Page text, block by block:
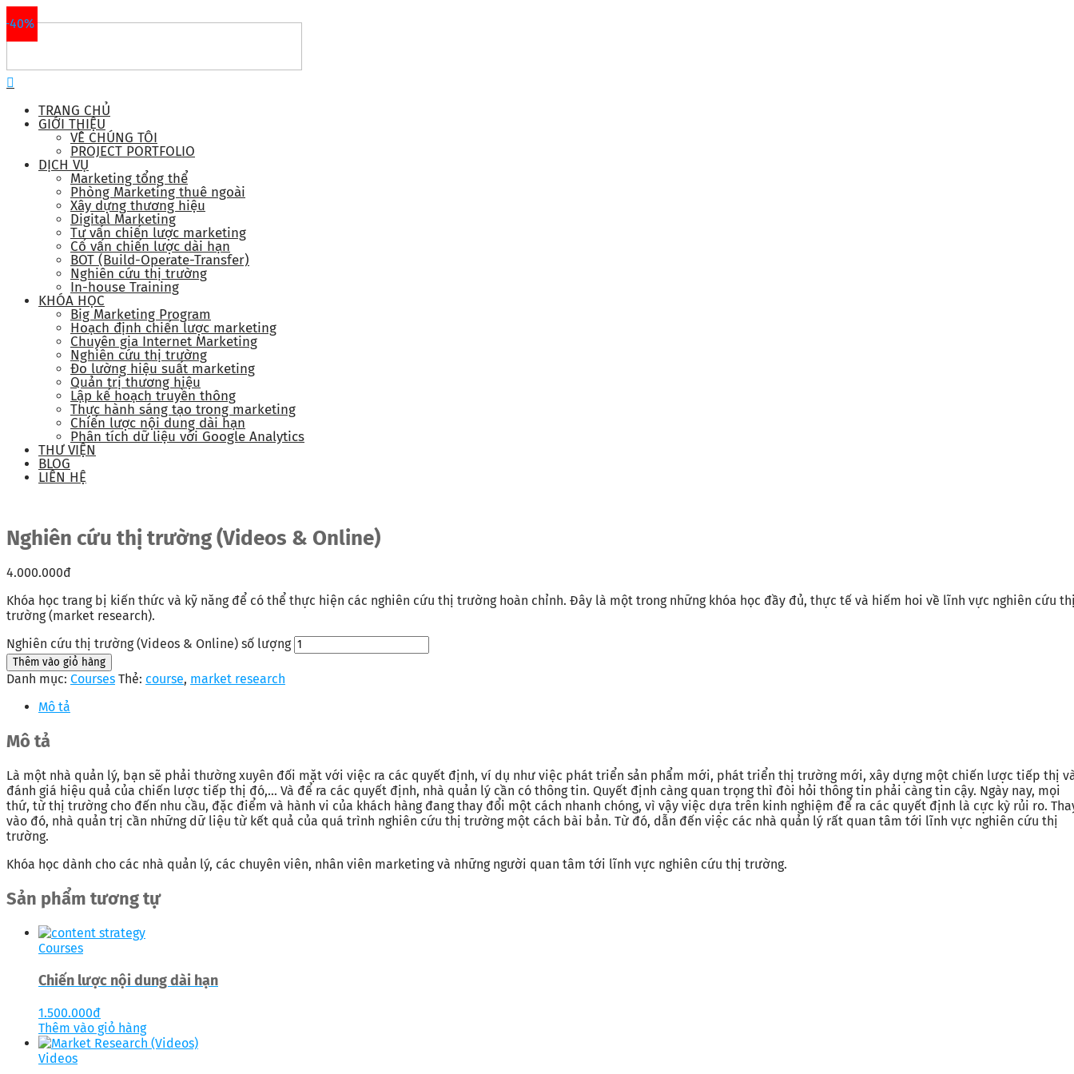
TRANG CHỦ
GIỚI THIỆU
VỀ CHÚNG TÔI
PROJECT PORTFOLIO
DỊCH VỤ
Marketing tổng thể
Phòng Marketing thuê ngoài
Xây dựng thương hiệu
Digital Marketing
Tư vấn chiến lược marketing
Cố vấn chiến lược dài hạn
BOT (Build-Operate-Transfer)
Nghiên cứu thị trường
In-house Training
KHÓA HỌC
Big Marketing Program
Hoạch định chiến lược marketing
Chuyên gia Internet Marketing
Nghiên cứu thị trường
Đo lường hiệu suất marketing
Quản trị thương hiệu
Lập kế hoạch truyền thông
Thực hành sáng tạo trong marketing
Chiến lược nội dung dài hạn
Phân tích dữ liệu với Google Analytics
THƯ VIỆN
BLOG
LIÊN HỆ
Nghiên cứu thị trường (Videos & Online)
4.000.000đ
Khóa học trang bị kiến thức và kỹ năng để có thể thực hiện các nghiên cứu thị trường hoàn chỉnh. Đây là một trong những khóa học đầy đủ, thực tế và hiếm hoi về lĩnh vực nghiên cứu
trường (market research).
Nghiên cứu thị trường (Videos & Online) số lượng
Thêm vào giỏ hàng
Danh mục: Courses Thẻ: course, market research
Mô tả
Mô tả
Là một nhà quản lý, bạn sẽ phải thường xuyên đối mặt với việc ra các quyết định, ví dụ như việc phát triển sản phẩm mới, phát triển thị trường mới, xây dựng một chiến lược tiếp thị
đánh giá hiệu quả của chiến lược tiếp thị đó,… Và để ra các quyết định, nhà quản lý cần có thông tin. Quyết định càng quan trọng thì đòi hỏi thông tin phải càng tin cậy. Ngày nay, mọi
thứ, từ thị trường cho đến nhu cầu, đặc điểm và hành vi của khách hàng đang thay đổi một cách nhanh chóng, vì vậy việc dựa trên kinh nghiệm để ra các quyết định là cực kỳ rủi ro.
vào đó, nhà quản trị cần những dữ liệu từ kết quả của quá trình nghiên cứu thị trường một cách bài bản. Từ đó, dẫn đến việc các nhà quản lý rất quan tâm tới lĩnh vực nghiên cứu thị
trường.
Khóa học dành cho các nhà quản lý, các chuyên viên, nhân viên marketing và những người quan tâm tới lĩnh vực nghiên cứu thị trường.
Sản phẩm tương tự
Courses
Chiến lược nội dung dài hạn
1.500.000đ
Thêm vào giỏ hàng
-40%
Videos